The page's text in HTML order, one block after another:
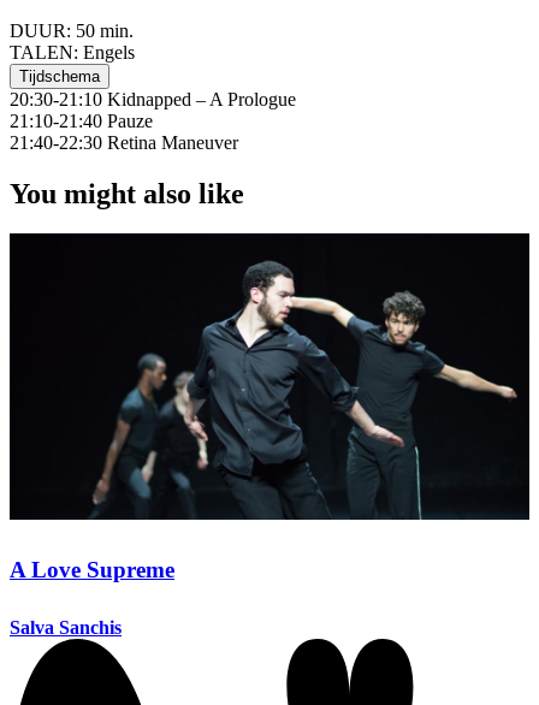
DUUR: 50 min.
TALEN: Engels
Tijdschema
20:30-21:10 Kidnapped – A Prologue
21:10-21:40 Pauze
21:40-22:30 Retina Maneuver
You might also like
A Love Supreme
Salva Sanchis